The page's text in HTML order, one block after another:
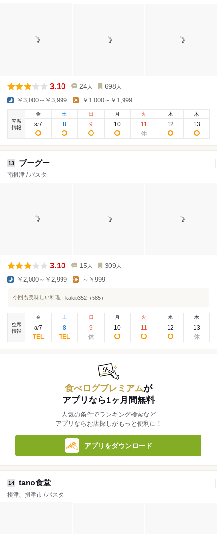
3.10 24 人 698 人
￥3,000～￥3,999 ￥1,000～￥1,999
空席
情報
金
8/7
土
8
日
9
月
10
火
11
水
12
木
13
13 ブーグー
南摂津 / パスタ
3.10 15 人 309 人
￥2,000～￥2,999 ～￥999
今回も美味しい料理 kakip352（585）
空席
情報
金
8/7
土
8
日
9
月
10
火
11
水
12
木
13
食べログプレミアムが
アプリなら1ヶ月間無料
人気の条件でランキング検索など
アプリならお店探しがもっと便利に！
アプリをダウンロード
14 tano食堂
摂津、摂津市 / パスタ